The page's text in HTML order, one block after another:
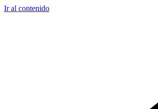
Ir al contenido